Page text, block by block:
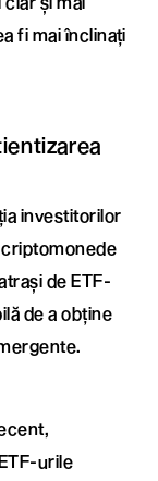
fi mai înclinați
investitorilor
criptomonede
de ETF-
de a obține
urile